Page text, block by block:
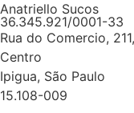
Anatriello Sucos
36.345.921/0001-33
Rua do Comercio, 211,
Centro
Ipigua, São Paulo
15.108-009